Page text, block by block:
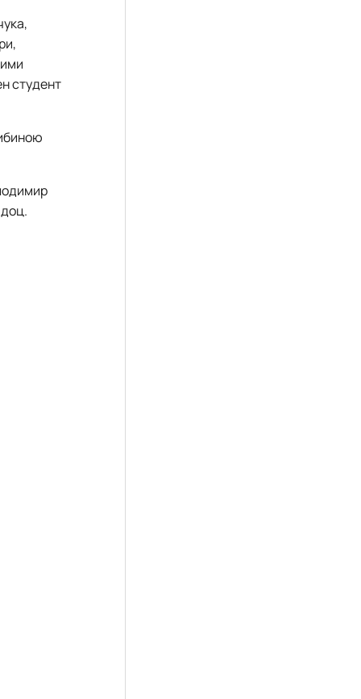
студент